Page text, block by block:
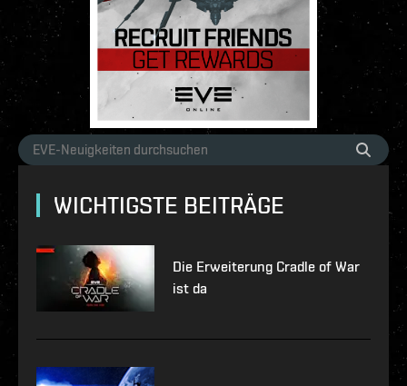
WICHTIGSTE BEITRÄGE
Die Erweiterung Cradle of War
ist da